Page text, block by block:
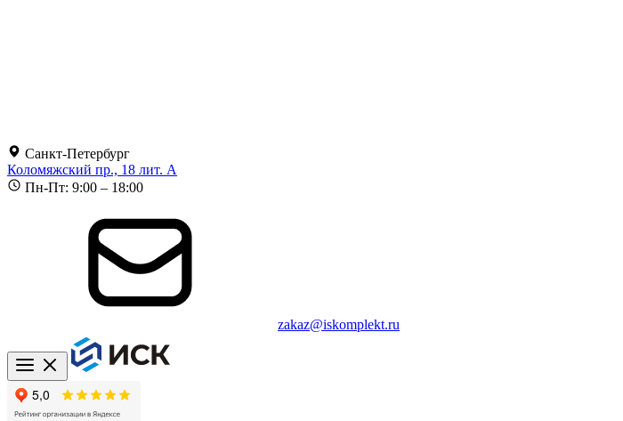
Санкт-Петербург
Коломяжский пр., 18 лит. А
Пн-Пт: 9:00 – 18:00
zakaz@iskomplekt.ru